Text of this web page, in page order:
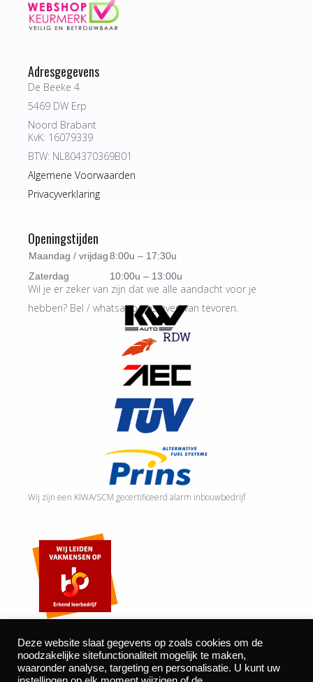
Adresgegevens
De Beeke 4
5469 DW Erp
Noord Brabant
KvK: 16079339
BTW: NL804370369B01
Algemene Voorwaarden
Privacyverklaring
Openingstijden
Maandag / vrijdag8:00u – 17:30u
Zaterdag
10:00u – 13:00u
Wil je er zeker van zijn dat we alle aandacht voor je
hebben? Bel / whatsapp ons even van tevoren.
Wij zijn een KIWA/SCM gecertificeerd alarm inbouwbedrijf
©2026 Autocentrum Bijvelds BV. De Beeke 4, 5469 DW Erp
Deze website slaat gegevens op zoals cookies om de
noodzakelijke sitefunctionaliteit mogelijk te maken,
waaronder analyse, targeting en personalisatie. U kunt uw